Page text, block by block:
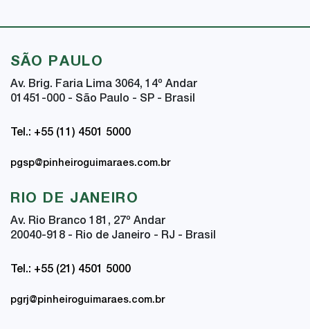
SÃO PAULO
Av. Brig. Faria Lima 3064, 14º Andar
01451-000 - São Paulo - SP - Brasil
Tel.: +55 (11) 4501 5000
pgsp@pinheiroguimaraes.com.br
RIO DE JANEIRO
Av. Rio Branco 181, 27º Andar
20040-918 - Rio de Janeiro - RJ - Brasil
Tel.: +55 (21) 4501 5000
pgrj@pinheiroguimaraes.com.br